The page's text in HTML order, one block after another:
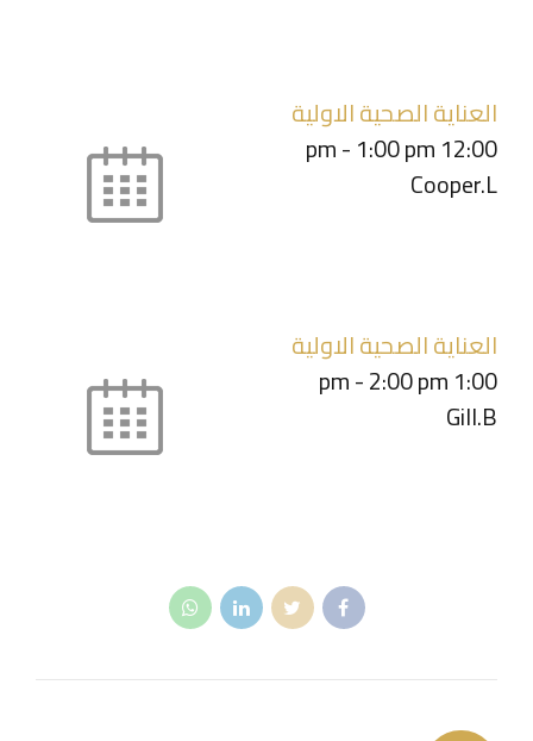
العناية الصحية الاولية
12:00 pm
-1:00 pm
Cooper.L
العناية الصحية الاولية
1:00 pm
-2:00 pm
Gill.B